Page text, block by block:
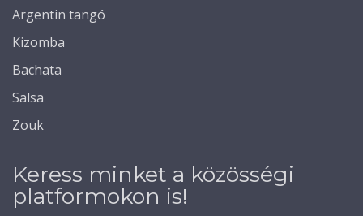
Argentin tangó
Kizomba
Bachata
Salsa
Zouk
Keress minket a közösségi
platformokon is!